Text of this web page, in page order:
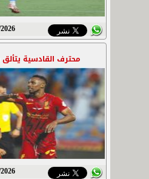
24/03/
محترف القادسية
20/03/